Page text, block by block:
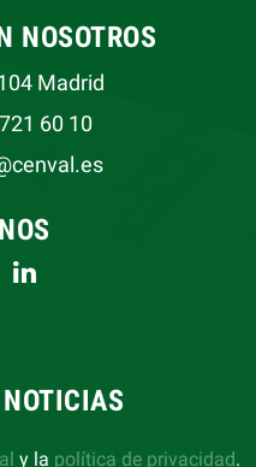
NOSOTROS
Madrid
60 10
y la política de privacidad.